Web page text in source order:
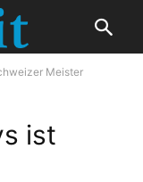
Meister
ist